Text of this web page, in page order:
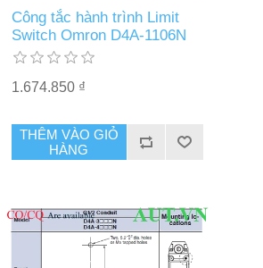
Công tắc hành trình Limit
Switch Omron D4A-1106N
1.674.850 ₫
THÊM VÀO GIỎ
HÀNG